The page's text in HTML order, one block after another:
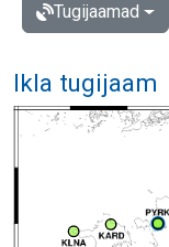
Tugijaamad
Ikla tugijaam